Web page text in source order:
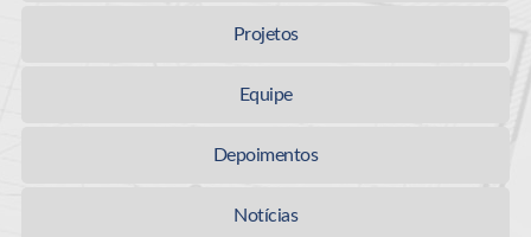
Projetos
Equipe
Depoimentos
Notícias